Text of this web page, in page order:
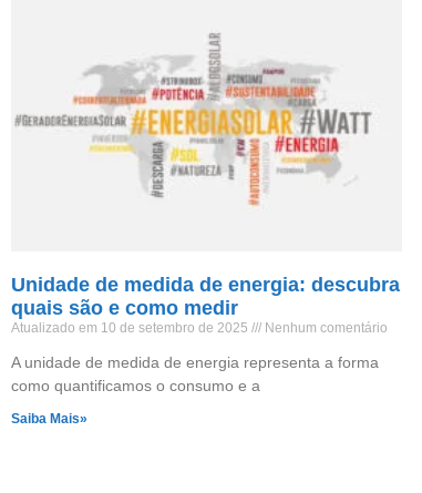
Unidade de medida de energia: descubra
quais são e como medir
Atualizado em 10 de setembro de 2025 Nenhum comentário
A unidade de medida de energia representa a forma
como quantificamos o consumo e a
Saiba Mais»